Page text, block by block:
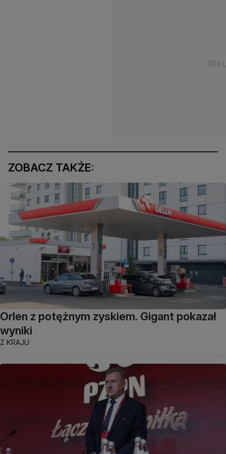
ZOBACZ TAKŻE:
Orlen z potężnym zyskiem. Gigant pokazał
wyniki
Z KRAJU